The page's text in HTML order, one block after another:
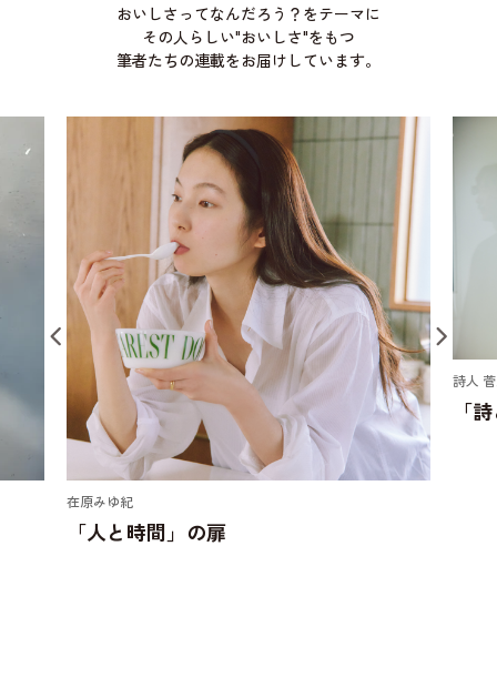
おいしさってなんだろう？をテーマに
その人らしい"おいしさ"をもつ
筆者たちの連載をお届けしています。
在原みゆ紀
「人と時間」の扉
詩人
「